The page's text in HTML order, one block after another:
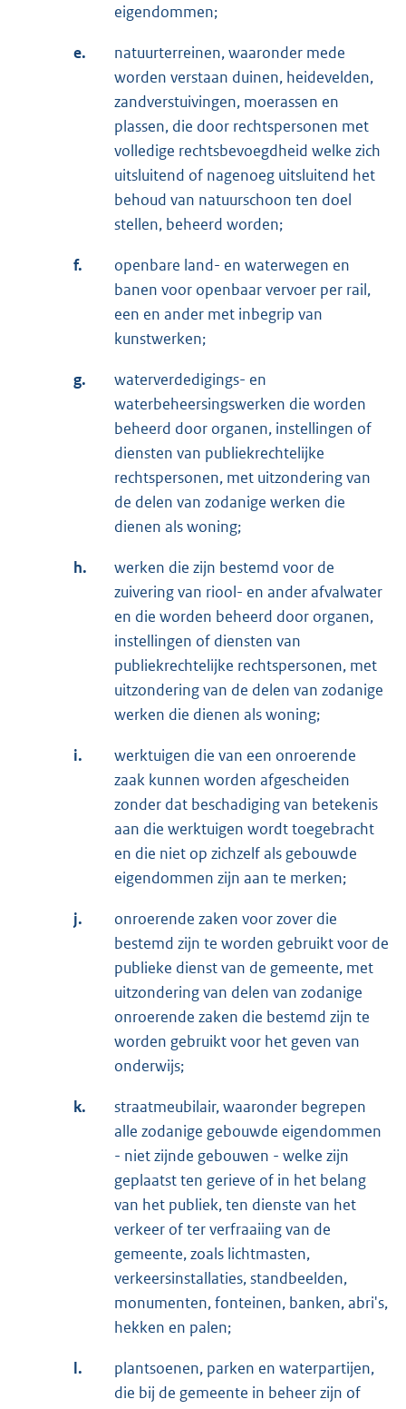
eigendommen;
e.
natuurterreinen, waaronder mede
worden verstaan duinen, heidevelden,
zandverstuivingen, moerassen en
plassen, die door rechtspersonen met
volledige rechtsbevoegdheid welke zich
uitsluitend of nagenoeg uitsluitend het
behoud van natuurschoon ten doel
stellen, beheerd worden;
f.
openbare land- en waterwegen en
banen voor openbaar vervoer per rail,
een en ander met inbegrip van
kunstwerken;
g.
waterverdedigings- en
waterbeheersingswerken die worden
beheerd door organen, instellingen of
diensten van publiekrechtelijke
rechtspersonen, met uitzondering van
de delen van zodanige werken die
dienen als woning;
h.
werken die zijn bestemd voor de
zuivering van riool- en ander afvalwater
en die worden beheerd door organen,
instellingen of diensten van
publiekrechtelijke rechtspersonen, met
uitzondering van de delen van zodanige
werken die dienen als woning;
i.
werktuigen die van een onroerende
zaak kunnen worden afgescheiden
zonder dat beschadiging van betekenis
aan die werktuigen wordt toegebracht
en die niet op zichzelf als gebouwde
eigendommen zijn aan te merken;
j.
onroerende zaken voor zover die
bestemd zijn te worden gebruikt voor de
publieke dienst van de gemeente, met
uitzondering van delen van zodanige
onroerende zaken die bestemd zijn te
worden gebruikt voor het geven van
onderwijs;
k.
straatmeubilair, waaronder begrepen
alle zodanige gebouwde eigendommen
- niet zijnde gebouwen - welke zijn
geplaatst ten gerieve of in het belang
van het publiek, ten dienste van het
verkeer of ter verfraaiing van de
gemeente, zoals lichtmasten,
verkeersinstallaties, standbeelden,
monumenten, fonteinen, banken, abri's,
hekken en palen;
l.
plantsoenen, parken en waterpartijen,
die bij de gemeente in beheer zijn of